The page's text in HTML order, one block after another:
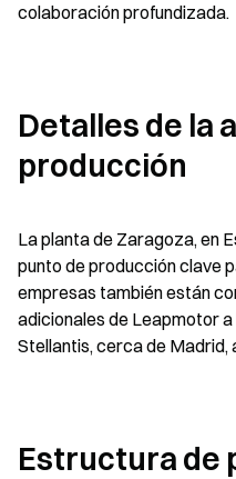
colaboración profundizada.
Detalles de la
producción
La planta de Zaragoza, en
punto de producción clave
empresas también están
adicionales de Leapmotor
Stellantis, cerca de Madrid,
Estructura de